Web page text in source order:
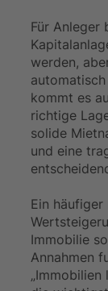
Für Anleger
werden,
kommt es
richtige
solide
und eine
Ein
Immobilie
Annahmen